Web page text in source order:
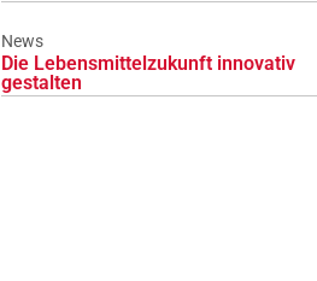
News
Die Lebensmittelzukunft innovativ
gestalten